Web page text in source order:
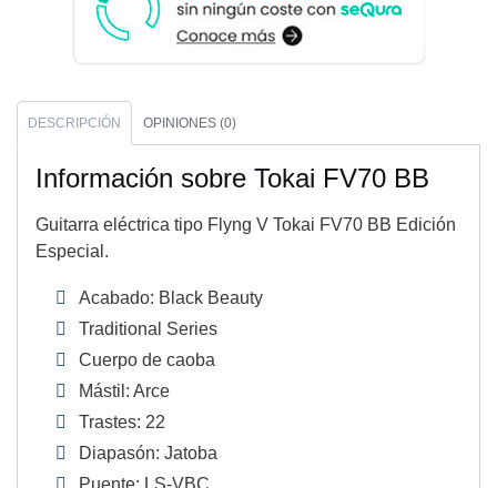
DESCRIPCIÓN OPINIONES (0)
Información sobre Tokai FV70 BB
Guitarra eléctrica tipo Flyng V Tokai FV70 BB Edición
Especial.
Acabado: Black Beauty
Traditional Series
Cuerpo de caoba
Mástil: Arce
Trastes: 22
Diapasón: Jatoba